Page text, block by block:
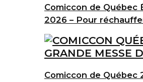
Comiccon de Québec
2026 – Pour
Comiccon de Québec